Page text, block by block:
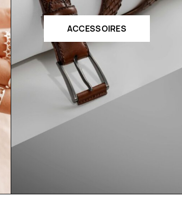
ACCESSOIRES